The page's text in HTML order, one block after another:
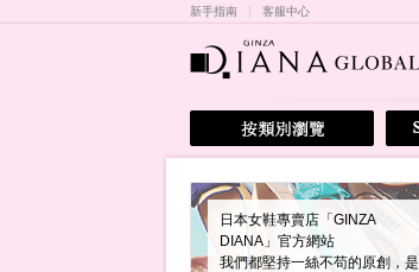
新手指南 客服中心
日本女鞋專賣店「GINZA
DIANA」官方網站
我們都堅持一絲不苟的原創，是